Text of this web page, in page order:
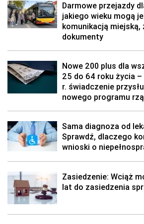
Darmowe przejazdy
jakiego wieku mogą
komunikacją miejską,
dokumenty
Nowe 200 plus dla
25 do 64 roku życia
r. świadczenie
nowego programu
Sama diagnoza od
Sprawdź, dlaczego
wnioski o
Zasiedzenie: Wciąż
lat do zasiedzenia